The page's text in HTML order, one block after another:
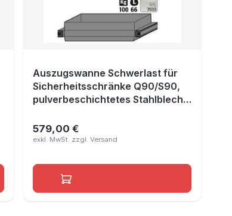
Auszugswanne Schwerlast für
Sicherheitsschränke Q90/S90,
pulverbeschichtetes Stahlblech
864x508x162 mm
Regulärer Preis:
579,00 €